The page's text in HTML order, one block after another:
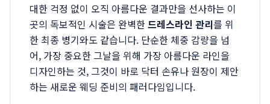
대한 걱정 없이 오직 아름다운 결과만을 선사하는 이
곳의 독보적인 시술은 완벽한드레스라인 관리를 위
한 최종 병기와도 같습니다. 단순한 체중 감량을 넘
어, 가장 중요한 그날을 위해 가장 아름다운 라인을
디자인하는 것, 그것이 바로 닥터 손유나 원장이 제안
하는 새로운 웨딩 준비의 패러다임입니다.